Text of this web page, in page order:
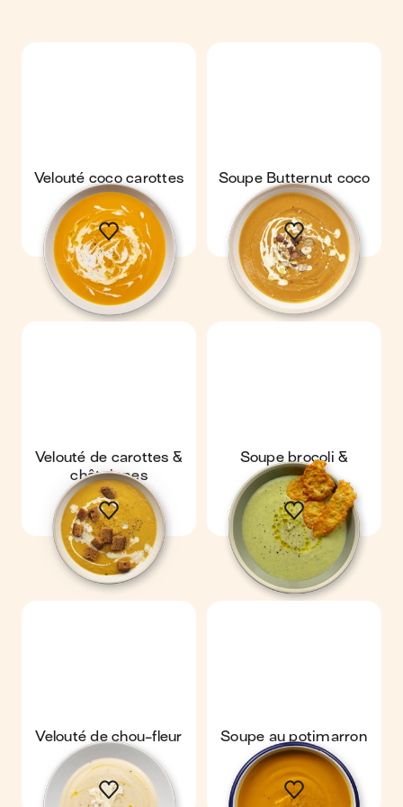
Velouté coco carottes Soupe Butternut coco
Velouté de carottes &
châtaignes
Soupe brocoli &
parmesan
Velouté de chou-fleur Soupe au potimarron